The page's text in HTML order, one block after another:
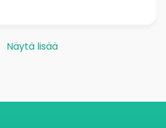
Näytä lisää